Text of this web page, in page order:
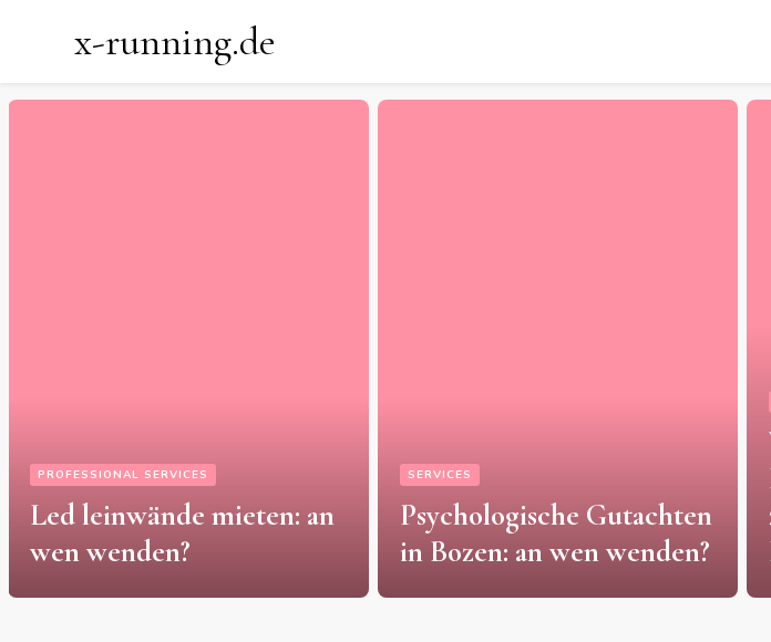
x-running.de
SERVICES
Psychologische Gutachten
in Bozen: an wen wenden?
Haarimplantat Bern
zurückgreifen die richtige
Lösung ist